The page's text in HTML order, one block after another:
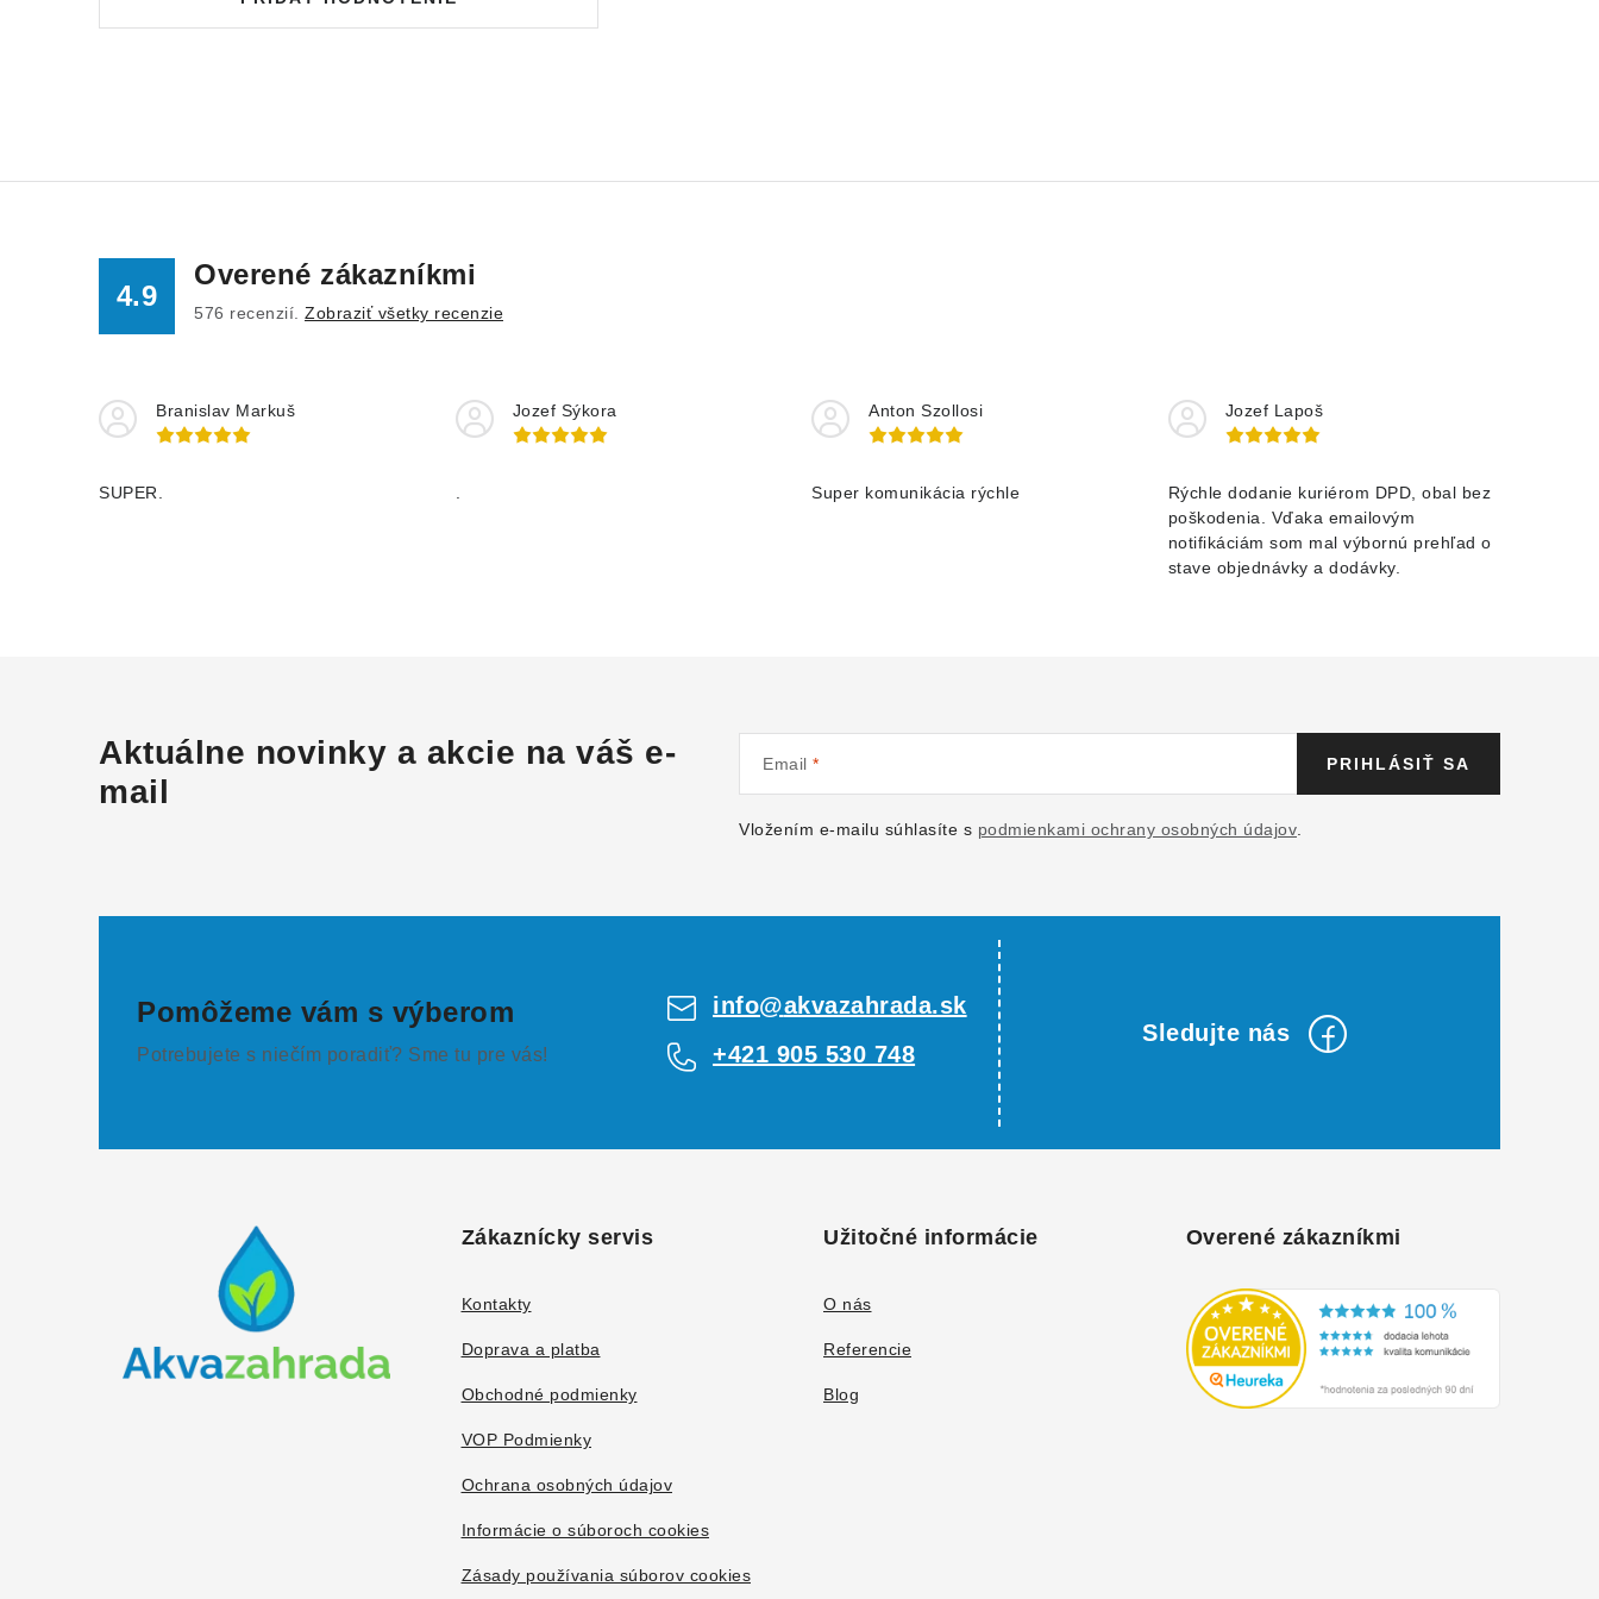
4.9
Overené zákazníkmi
576 recenzií. Zobraziť všetky recenzie
Branislav Markuš
SUPER.
Jozef Sýkora Anton Szollosi
Super komunikácia rýchle
Jozef Lapoš
Rýchle dodanie kuriérom DPD, obal bez
poškodenia. Vďaka emailovým
notifikáciám som mal výbornú prehľad o
stave objednávky a dodávky.
Aktuálne novinky a akcie na váš e-
mail
Email
Vložením e-mailu súhlasíte s podmienkami ochrany osobných údajov
PRIHLÁSIŤ SA
Pomôžeme vám s výberom
Potrebujete s niečím poradiť? Sme tu pre vás!
info@akvazahrada.sk
+421 905 530 748
Zákaznícky servis
Kontakty
Doprava a platba
Obchodné podmienky
VOP Podmienky
Ochrana osobných údajov
Informácie o súboroch cookies
Zásady používania súborov cookies
Užitočné informácie
O nás
Referencie
Blog
Overené zákazníkmi